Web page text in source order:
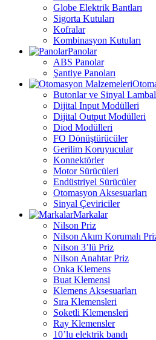
Globe Elektrik Bantları
Sigorta Kutuları
Kofralar
Kombinasyon Kutuları
Panolar
ABS Panolar
Şantiye Panoları
Butonlar ve Sinyal
Dijital Input Modülleri
Dijital Output Modülleri
Diod Modülleri
FO Dönüştürücüler
Gerilim Koruyucular
Konnektörler
Motor Sürücüleri
Endüstriyel Sürücüler
Otomasyon Aksesuarları
Sinyal Çeviriciler
Markalar
Nilson Priz
Nilson Akım Korumalı
Nilson 3’lü Priz
Nilson Anahtar Priz
Onka Klemens
Buat Klemensi
Klemens Aksesuarları
Sıra Klemensleri
Soketli Klemensleri
Ray Klemensler
10’lu elektrik bandı